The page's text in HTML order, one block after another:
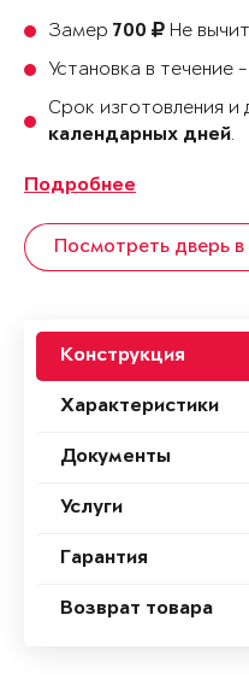
Замер 700
Не
Установка в течение -
Срок изготовления и
календарных дней.
Подробнее
Посмотреть дверь в
Конструкция
Характеристики
Документы
Услуги
Гарантия
Возврат товара